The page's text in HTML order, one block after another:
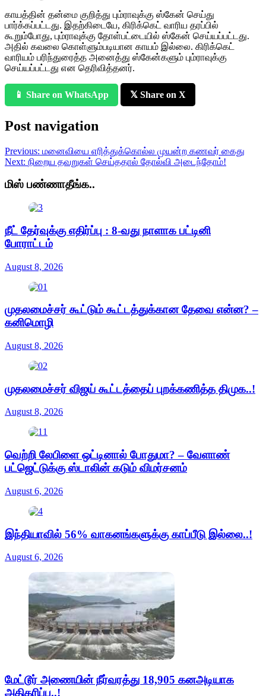
காயத்தின் தன்மை குறித்து பும்ராவுக்கு ஸ்கேன் செய்து
பார்க்கப்பட்டது. இதற்கிடையே, கிரிக்கெட் வாரிய தரப்பில்
கூறும்போது, பும்ராவுக்கு தோள்பட்டையில் ஸ்கேன் செய்யப்பட்டது.
அதில் கவலை கொள்ளும்படியான காயம் இல்லை. கிரிக்கெட்
வாரியம் பரிந்துரைத்த அனைத்து ஸ்கேன்களும் பும்ராவுக்கு
செய்யப்பட்டது என தெரிவித்தனர்.
📱 Share on WhatsApp 𝕏 Share on X
Post navigation
Previous: மனைவியை எரித்துக்கொல்ல முயன்ற கணவர் கைது
Next: நிறைய தவறுகள் செய்ததால் தோல்வி அடைந்தோம்!
மிஸ் பண்ணாதீங்க..
நீட் தேர்வுக்கு எதிர்ப்பு : 8-வது நாளாக பட்டினி
போராட்டம்
August 8, 2026
முதலமைச்சர் கூட்டும் கூட்டத்துக்கான தேவை என்ன? –
கனிமொழி
August 8, 2026
முதலமைச்சர் விஜய் கூட்டத்தைப் புறக்கணித்த திமுக..!
August 8, 2026
வெற்றி லேபிளை ஒட்டினால் போதுமா? – வேளாண்
பட்ஜெட்டுக்கு ஸ்டாலின் கடும் விமர்சனம்
August 6, 2026
இந்தியாவில் 56% வாகனங்களுக்கு காப்பீடு இல்லை..!
August 6, 2026
மேட்டூர் அணையின் நீர்வரத்து 18,905 கனஅடியாக
அதிகரிப்பு..!